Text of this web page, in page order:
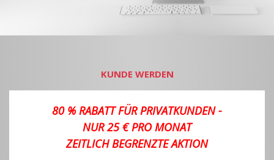
KUNDE WERDEN
80 % RABATT FÜR PRIVATKUNDEN -
NUR 25 € PRO MONAT
ZEITLICH BEGRENZTE AKTION